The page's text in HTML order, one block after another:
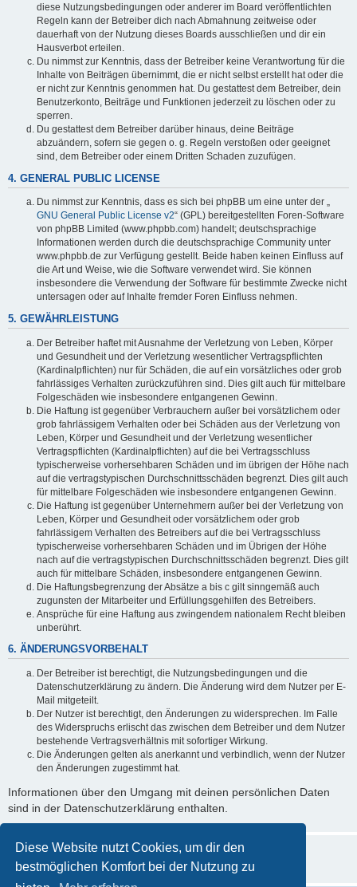
Diese Website nutzt Cookies, um dir den
bestmöglichen Komfort bei der Nutzung zu
diese Nutzungsbedingungen oder anderer im Board veröffentlichten
Regeln kann der Betreiber dich nach Abmahnung zeitweise oder
dauerhaft von der Nutzung dieses Boards ausschließen und dir ein
Hausverbot erteilen.
Du nimmst zur Kenntnis, dass der Betreiber keine Verantwortung für die
Inhalte von Beiträgen übernimmt, die er nicht selbst erstellt hat oder die
er nicht zur Kenntnis genommen hat. Du gestattest dem Betreiber, dein
Benutzerkonto, Beiträge und Funktionen jederzeit zu löschen oder zu
sperren.
Du gestattest dem Betreiber darüber hinaus, deine Beiträge
abzuändern, sofern sie gegen o. g. Regeln verstoßen oder geeignet
sind, dem Betreiber oder einem Dritten Schaden zuzufügen.
4. GENERAL PUBLIC LICENSE
Du nimmst zur Kenntnis, dass es sich bei phpBB um eine unter der „
GNU General Public License v2“ (GPL) bereitgestellten Foren-Software
von phpBB Limited (www.phpbb.com) handelt; deutschsprachige
Informationen werden durch die deutschsprachige Community unter
www.phpbb.de zur Verfügung gestellt. Beide haben keinen Einfluss auf
die Art und Weise, wie die Software verwendet wird. Sie können
insbesondere die Verwendung der Software für bestimmte Zwecke nicht
untersagen oder auf Inhalte fremder Foren Einfluss nehmen.
5. GEWÄHRLEISTUNG
Der Betreiber haftet mit Ausnahme der Verletzung von Leben, Körper
und Gesundheit und der Verletzung wesentlicher Vertragspflichten
(Kardinalpflichten) nur für Schäden, die auf ein vorsätzliches oder grob
fahrlässiges Verhalten zurückzuführen sind. Dies gilt auch für mittelbare
Folgeschäden wie insbesondere entgangenen Gewinn.
Die Haftung ist gegenüber Verbrauchern außer bei vorsätzlichem oder
grob fahrlässigem Verhalten oder bei Schäden aus der Verletzung von
Leben, Körper und Gesundheit und der Verletzung wesentlicher
Vertragspflichten (Kardinalpflichten) auf die bei Vertragsschluss
typischerweise vorhersehbaren Schäden und im übrigen der Höhe nach
auf die vertragstypischen Durchschnittsschäden begrenzt. Dies gilt auch
für mittelbare Folgeschäden wie insbesondere entgangenen Gewinn.
Die Haftung ist gegenüber Unternehmern außer bei der Verletzung von
Leben, Körper und Gesundheit oder vorsätzlichem oder grob
fahrlässigem Verhalten des Betreibers auf die bei Vertragsschluss
typischerweise vorhersehbaren Schäden und im Übrigen der Höhe
nach auf die vertragstypischen Durchschnittsschäden begrenzt. Dies gilt
auch für mittelbare Schäden, insbesondere entgangenen Gewinn.
Die Haftungsbegrenzung der Absätze a bis c gilt sinngemäß auch
zugunsten der Mitarbeiter und Erfüllungsgehilfen des Betreibers.
Ansprüche für eine Haftung aus zwingendem nationalem Recht bleiben
unberührt.
6. ÄNDERUNGSVORBEHALT
Der Betreiber ist berechtigt, die Nutzungsbedingungen und die
Datenschutzerklärung zu ändern. Die Änderung wird dem Nutzer per E-
Mail mitgeteilt.
Der Nutzer ist berechtigt, den Änderungen zu widersprechen. Im Falle
des Widerspruchs erlischt das zwischen dem Betreiber und dem Nutzer
bestehende Vertragsverhältnis mit sofortiger Wirkung.
Die Änderungen gelten als anerkannt und verbindlich, wenn der Nutzer
den Änderungen zugestimmt hat.
Informationen über den Umgang mit deinen persönlichen Daten
sind in der Datenschutzerklärung enthalten.